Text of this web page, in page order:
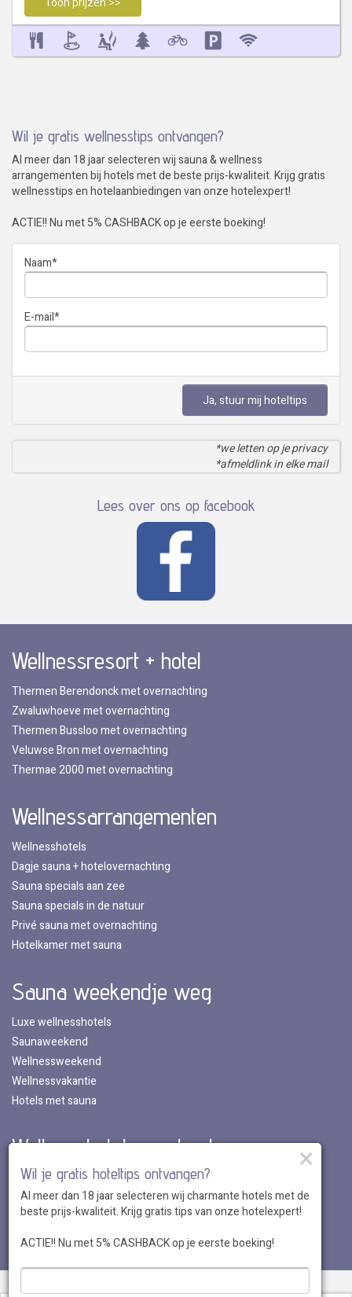
Wil je gratis wellnesstips ontvangen?
Al meer dan 18 jaar selecteren wij sauna & wellness
arrangementen bij hotels met de beste prijs-kwaliteit. Krijg gratis
wellnesstips en hotelaanbiedingen van onze hotelexpert!
ACTIE!! Nu met 5% CASHBACK op je eerste boeking!
Naam*
E-mail*
Ja, stuur mij hoteltips
*we letten op je privacy
*afmeldlink in elke mail
Lees over ons op facebook
Wellnessresort + hotel
Thermen Berendonck met overnachting
Zwaluwhoeve met overnachting
Thermen Bussloo met overnachting
Veluwse Bron met overnachting
Thermae 2000 met overnachting
Wellnessarrangementen
Wellnesshotels
Dagje sauna + hotelovernachting
Sauna specials aan zee
Sauna specials in de natuur
Privé sauna met overnachting
Hotelkamer met sauna
Sauna weekendje weg
Luxe wellnesshotels
Saunaweekend
Wellnessweekend
Wellnessvakantie
Hotels met sauna
Wellnesshotels per land
Wellnesshotels in Nederland
Wellnesshotels in Belgie
Wellnesshotels in Luxemburg
Wellnesshotels in Duitsland
Over ons•Sitemap•Disclaimer•Voordelen•Privacy
×
Wil je gratis hoteltips ontvangen?
Al meer dan 18 jaar selecteren wij charmante hotels met de
beste prijs-kwaliteit. Krijg gratis tips van onze hotelexpert!
ACTIE!! Nu met 5% CASHBACK op je eerste boeking!